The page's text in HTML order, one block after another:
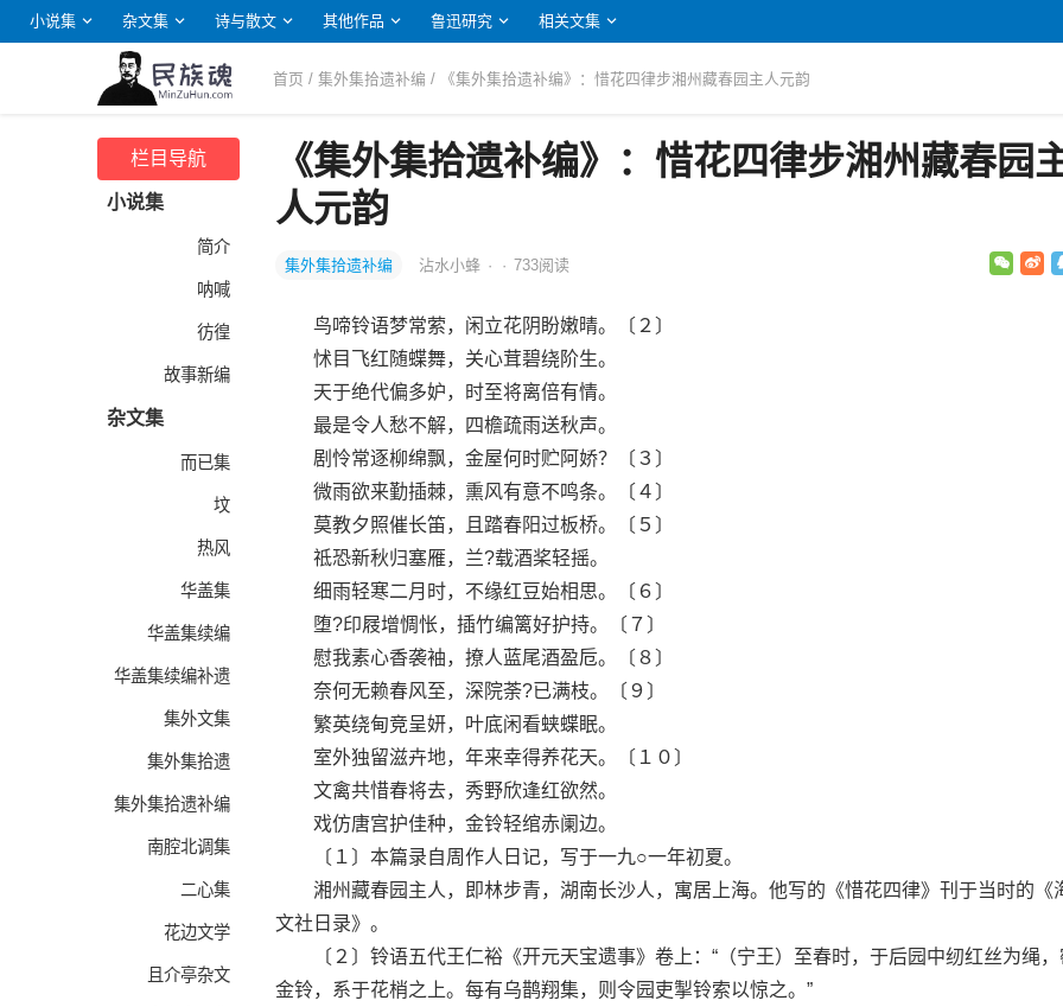
小说集 杂文集 诗与散文 其他作品 鲁迅研究 相关文集
首页 /集外集拾遗补编 / 《集外集拾遗补编》：惜花四律步湘州藏春园主人元韵
栏目导航
小说集
简介
呐喊
彷徨
故事新编
杂文集
而已集
坟
热风
华盖集
华盖集续编
华盖集续编补遗
集外文集
集外集拾遗
集外集拾遗补编
南腔北调集
二心集
花边文学
且介亭杂文
《集外集拾遗补编》：惜花四律步湘州藏春园
人元韵
集外集拾遗补编 沾水小蜂 · · 733阅读
鸟啼铃语梦常萦，闲立花阴盼嫩晴。〔２〕
怵目飞红随蝶舞，关心茸碧绕阶生。
天于绝代偏多妒，时至将离倍有情。
最是令人愁不解，四檐疏雨送秋声。
剧怜常逐柳绵飘，金屋何时贮阿娇？〔３〕
微雨欲来勤插棘，熏风有意不鸣条。〔４〕
莫教夕照催长笛，且踏春阳过板桥。〔５〕
祗恐新秋归塞雁，兰?载酒桨轻摇。
细雨轻寒二月时，不缘红豆始相思。〔６〕
堕?印屐增惆怅，插竹编篱好护持。〔７〕
慰我素心香袭袖，撩人蓝尾酒盈卮。〔８〕
奈何无赖春风至，深院荼?已满枝。〔９〕
繁英绕甸竞呈妍，叶底闲看蛱蝶眠。
室外独留滋卉地，年来幸得养花天。〔１０〕
文禽共惜春将去，秀野欣逢红欲然。
戏仿唐宫护佳种，金铃轻绾赤阑边。
〔１〕本篇录自周作人日记，写于一九○一年初夏。
湘州藏春园主人，即林步青，湖南长沙人，寓居上海。他写的《惜花四律》刊于当时的《
文社日录》。
〔２〕铃语五代王仁裕《开元天宝遗事》卷上：“（宁王）至春时，于后园中纫红丝为绳，
金铃，系于花梢之上。每有乌鹊翔集，则令园吏掣铃索以惊之。”